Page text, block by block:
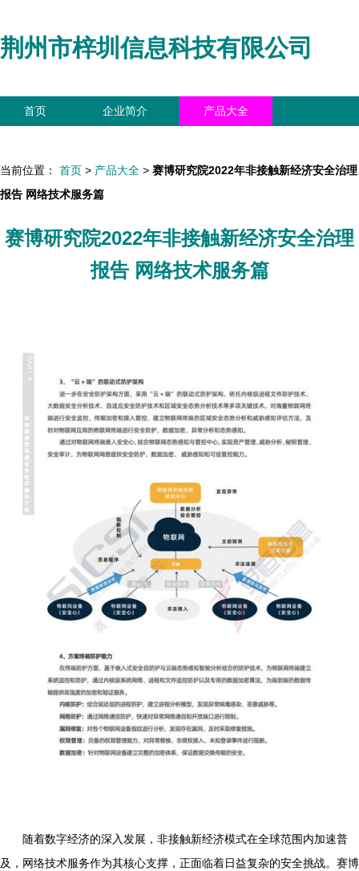
荆州市梓圳信息科技有限公司
首页 企业简介 产品大全
当前位置： 首页 > 产品大全 > 赛博研究院2022年非接触新经济安全治理
报告 网络技术服务篇
赛博研究院2022年非接触新经济安全治理
报告 网络技术服务篇
随着数字经济的深入发展，非接触新经济模式在全球范围内加速普
及，网络技术服务作为其核心支撑，正面临着日益复杂的安全挑战。赛博